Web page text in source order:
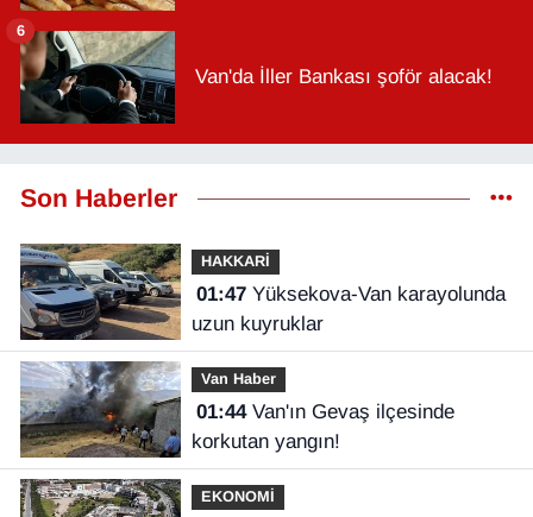
Van'da İller Bankası şoför alacak!
6
Son Haberler
HAKKARİ
01:47Yüksekova-Van karayolunda
uzun kuyruklar
Van Haber
01:44Van'ın Gevaş ilçesinde
korkutan yangın!
EKONOMİ